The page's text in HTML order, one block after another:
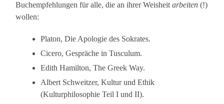
Buchempfehlungen für alle, die an ihrer Weisheitarbeiten (!)
wollen:
Platon, Die Apologie des Sokrates.
Cicero, Gespräche in Tusculum.
Edith Hamilton, The Greek Way.
Albert Schweitzer, Kultur und Ethik
(Kulturphilosophie Teil I und II).